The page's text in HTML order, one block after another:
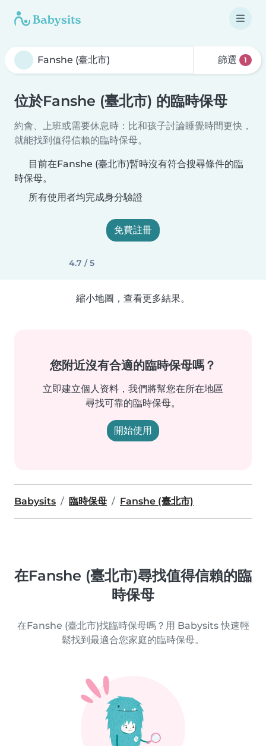
篩選 1
位於Fanshe (臺北市) 的臨時保母
約會、上班或需要休息時：比和孩子討論睡覺時間更快，
就能找到值得信賴的臨時保母。
目前在Fanshe (臺北市)暫時沒有符合搜尋條件的臨
時保母。
所有使用者均完成身分驗證
免費註冊
4.7 / 5
縮小地圖，查看更多結果。
您附近沒有合適的臨時保母嗎？
立即建立個人资料，我們將幫您在所在地區
尋找可靠的臨時保母。
開始使用
Babysits 臨時保母 Fanshe (臺北市)
在Fanshe (臺北市)尋找值得信賴的臨
時保母
在Fanshe (臺北市)找臨時保母嗎？用 Babysits 快速輕
鬆找到最適合您家庭的臨時保母。